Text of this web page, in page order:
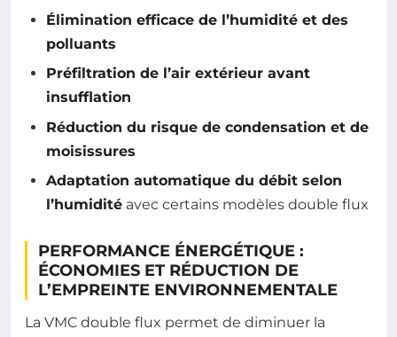
Élimination efficace de l’humidité et des
polluants
Préfiltration de l’air extérieur avant
insufflation
Réduction du risque de condensation et de
moisissures
Adaptation automatique du débit selon
l’humidité avec certains modèles double flux
PERFORMANCE ÉNERGÉTIQUE :
ÉCONOMIES ET RÉDUCTION DE
L’EMPREINTE ENVIRONNEMENTALE
La VMC double flux permet de diminuer la